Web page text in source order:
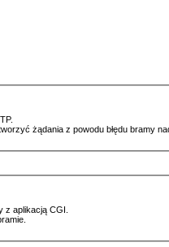
żądania z powodu błędu bramy
z aplikacją CGI.